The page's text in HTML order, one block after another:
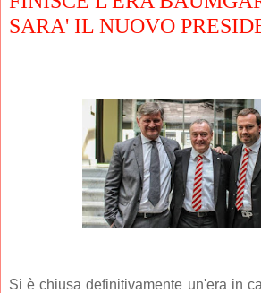
SARA' IL NUOVO
Si è chiusa definitivamente un'era in